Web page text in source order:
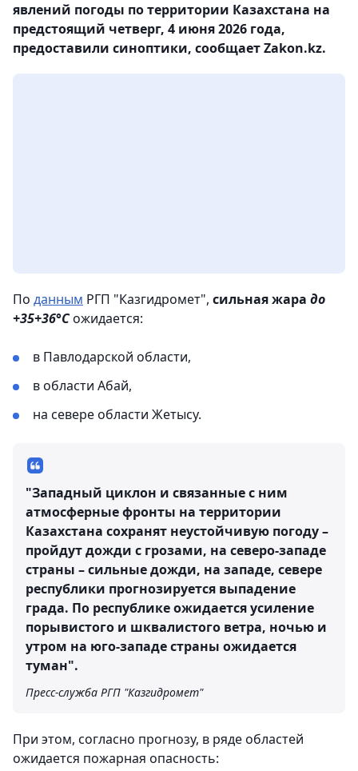
явлений погоды по территории Казахстана на
предстоящий четверг, 4 июня 2026 года,
предоставили синоптики, сообщает Zakon.kz.
По данным РГП "Казгидромет", сильная жара до
+35+36°Сожидается:
в Павлодарской области,
в области Абай,
на севере области Жетысу.
"Западный циклон и связанные с ним
атмосферные фронты на территории
Казахстана сохранят неустойчивую погоду–
пройдутдожди с грозами, на северо-западе
страны –сильные дожди, на западе, севере
республики прогнозируется выпадение
града. По республике ожидаетсяусиление
порывистого и шквалистого ветра, ночью и
утром на юго-западе страны ожидается
туман".
Пресс-служба РГП "Казгидромет"
При этом, согласно прогнозу, в ряде областей
ожидается пожарная опасность: